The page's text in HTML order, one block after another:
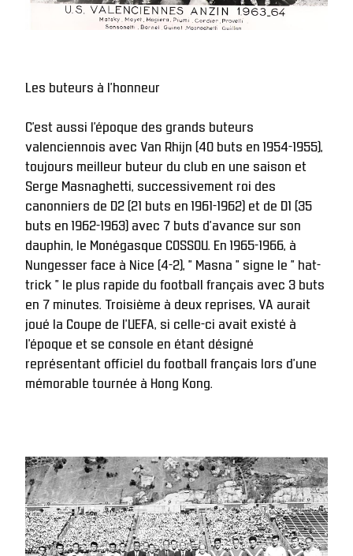
Les buteurs à l'honneur
C’est aussi l’époque des grands buteurs
valenciennois avec Van Rhijn (40 buts en 1954-1955),
toujours meilleur buteur du club en une saison et
Serge Masnaghetti, successivement roi des
canonniers de D2 (21 buts en 1961-1962) et de D1 (35
buts en 1962-1963) avec 7 buts d’avance sur son
dauphin, le Monégasque COSSOU. En 1965-1966, à
Nungesser face à Nice (4-2), " Masna " signe le " hat-
trick " le plus rapide du football français avec 3 buts
en 7 minutes. Troisième à deux reprises, VA aurait
joué la Coupe de l’UEFA, si celle-ci avait existé à
l’époque et se console en étant désigné
représentant officiel du football français lors d’une
mémorable tournée à Hong Kong.